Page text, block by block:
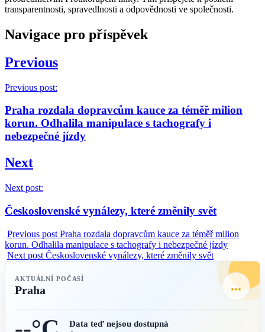
transparentnosti, spravedlnosti a odpovědnosti ve společnosti.
Navigace pro příspěvek
Previous
Previous post:
Praha rozdala dopravcům kauce za téměř milion
korun. Odhalila manipulace s tachografy i
nebezpečné jízdy
Next
Next post:
Československé vynálezy, které změnily svět
Previous post Praha rozdala dopravcům kauce za téměř milion
korun. Odhalila manipulace s tachografy i nebezpečné jízdy
Next post Československé vynálezy, které změnily svět
AKTUÁLNÍ POČASÍ
Praha ...
Data teď nejsou dostupná